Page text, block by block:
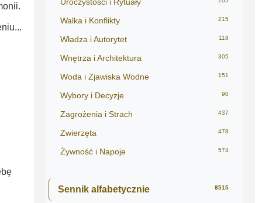
Walka i Konflikty 215
Władza i Autorytet 118
Wnętrza i Architektura 305
Woda i Zjawiska Wodne 151
Wybory i Decyzje 90
Zagrożenia i Strach 437
Zwierzęta 478
Żywność i Napoje 574
Sennik alfabetycznie 8515